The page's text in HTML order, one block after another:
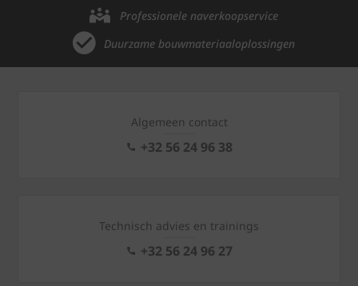
Professionele naverkoopservice
Duurzame bouwmateriaaloplossingen
Algemeen contact
+32 56 24 96 38
Technisch advies en trainings
+32 56 24 96 27